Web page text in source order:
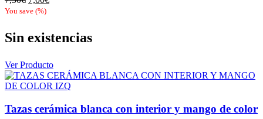
precio
7,50€.7,00€.
You save (%)
Sin existencias
Ver Producto
Tazas cerámica blanca con interior y mango de color